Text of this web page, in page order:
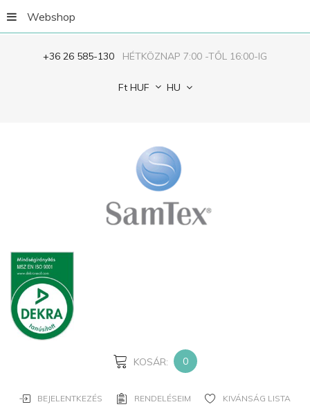
+36 26 585-130 HÉTKÖZNAP 7:00 -TŐL 16:00-IG
Ft HUF HU
KOSÁR: 0
BEJELENTKEZÉS RENDELÉSEIM
KIVÁNSÁG LISTA
Webshop
Jegyezze
meg
A
FIÓK